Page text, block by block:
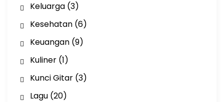
Keluarga(3)
Kesehatan(6)
Keuangan(9)
Kuliner(1)
Kunci Gitar(3)
Lagu(20)